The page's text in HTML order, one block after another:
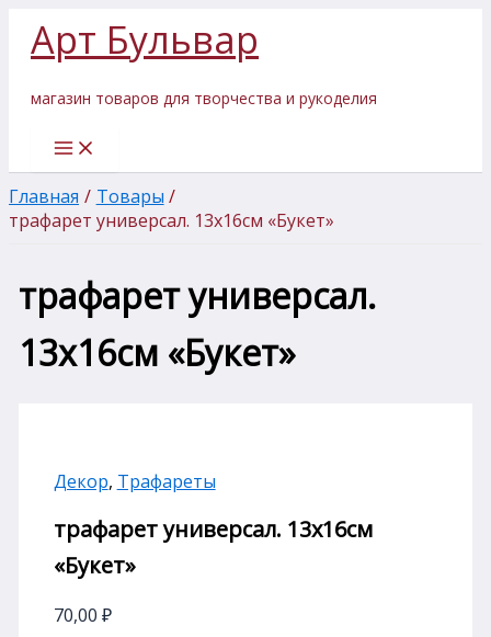
содержимому
Арт Бульвар
магазин товаров для творчества и рукоделия
Главная
Товары
трафарет универсал. 13х16см «Букет»
трафарет универсал.
13х16см «Букет»
Декор, Трафареты
трафарет универсал. 13х16см
«Букет»
70,00 ₽
товара
трафарет
13х16см